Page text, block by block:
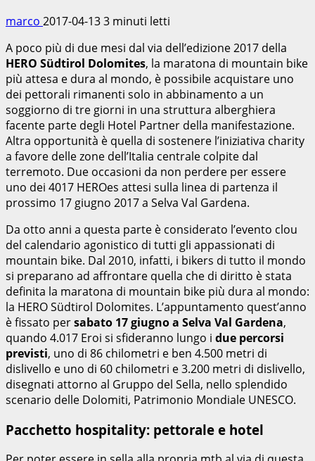
marco 2017-04-133 minuti letti
A poco più di due mesi dal via dell’edizione 2017 della
HERO Südtirol Dolomites, la maratona di mountain bike
più attesa e dura al mondo, è possibile acquistare uno
dei pettorali rimanenti solo in abbinamento a un
soggiorno di tre giorni in una struttura alberghiera
facente parte degli Hotel Partner della manifestazione.
Altra opportunità è quella di sostenere l’iniziativa charity
a favore delle zone dell’Italia centrale colpite dal
terremoto. Due occasioni da non perdere per essere
uno dei 4017 HEROes attesi sulla linea di partenza il
prossimo 17 giugno 2017 a Selva Val Gardena.
Da otto anni a questa parte è considerato l’evento clou
del calendario agonistico di tutti gli appassionati di
mountain bike. Dal 2010, infatti, i bikers di tutto il mondo
si preparano ad affrontare quella che di diritto è stata
definita la maratona di mountain bike più dura al mondo:
la HERO Südtirol Dolomites. L’appuntamento quest’anno
è fissato persabato 17 giugno a Selva Val Gardena,
quando 4.017 Eroi si sfideranno lungo i due percorsi
previsti, uno di 86 chilometri e ben 4.500 metri di
dislivello e uno di 60 chilometri e 3.200 metri di dislivello,
disegnati attorno al Gruppo del Sella, nello splendido
scenario delle Dolomiti, Patrimonio Mondiale UNESCO.
Pacchetto hospitality: pettorale e hotel